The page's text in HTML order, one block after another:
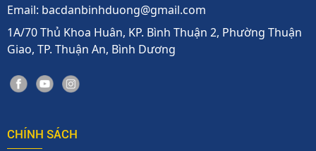
Email: bacdanbinhduong@gmail.com
1A/70 Thủ Khoa Huân, KP. Bình Thuận 2, Phường Thuận
Giao, TP. Thuận An, Bình Dương
CHÍNH SÁCH